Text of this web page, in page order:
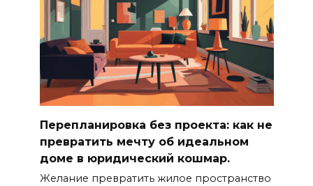
Перепланировка без проекта: как не
превратить мечту об идеальном
доме в юридический кошмар.
Желание превратить жилое пространство